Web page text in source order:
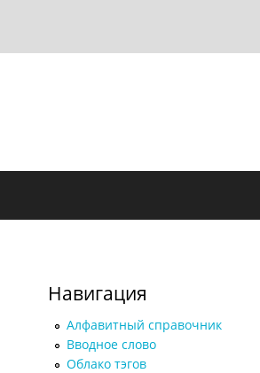
Навигация
Алфавитный справочник
Вводное слово
Облако тэгов